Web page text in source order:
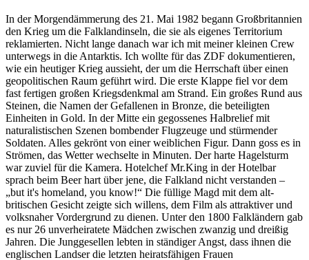
In der Morgendämmerung des 21. Mai 1982 begann Großbritannien
den Krieg um die Falklandinseln, die sie als eigenes Territorium
reklamierten. Nicht lange danach war ich mit meiner kleinen Crew
unterwegs in die Antarktis. Ich wollte für das ZDF dokumentieren,
wie ein heutiger Krieg aussieht, der um die Herrschaft über einen
geopolitischen Raum geführt wird. Die erste Klappe fiel vor dem
fast fertigen großen Kriegsdenkmal am Strand. Ein großes Rund aus
Steinen, die Namen der Gefallenen in Bronze, die beteiligten
Einheiten in Gold. In der Mitte ein gegossenes Halbrelief mit
naturalistischen Szenen bombender Flugzeuge und stürmender
Soldaten. Alles gekrönt von einer weiblichen Figur. Dann goss es in
Strömen, das Wetter wechselte in Minuten. Der harte Hagelsturm
war zuviel für die Kamera. Hotelchef Mr.King in der Hotelbar
sprach beim Beer hart über jene, die Falkland nicht verstanden –
but it's homeland, you know!
Die füllige Magd mit dem alt-
britischen Gesicht zeigte sich willens, dem Film als attraktiver und
volksnaher Vordergrund zu dienen. Unter den 1800 Falkländern gab
es nur 26 unverheiratete Mädchen zwischen zwanzig und dreißig
Jahren. Die Junggesellen lebten in ständiger Angst, dass ihnen die
englischen Landser die letzten heiratsfähigen Frauen